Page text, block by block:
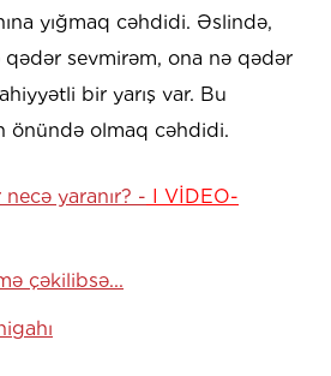
yığmaq cəhdidi. Əslində,
qədər sevmirəm, ona nə qədər
bir yarış var. Bu
önündə olmaq cəhdidi.
yaranır? - I VİDEO-
çəkilibsə...